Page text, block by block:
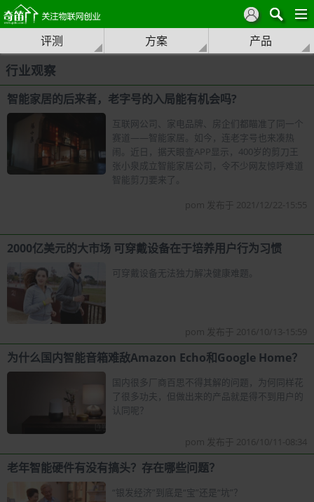
评测 方案 产品
行业观察
智能家居的后来者，老字号的入局能有机会吗?
互联网公司、家电品牌、房企们都瞄准了同一个
赛道——智能家居。如今，连老字号也来凑热
闹。近日，据天眼查APP显示，400岁的剪刀王
张小泉成立智能家居公司，令不少网友惊呼难道
智能剪刀要来了。
pom 发布于 2021/12/22-15:55
2000亿美元的大市场 可穿戴设备在于培养用户行为习惯
可穿戴设备无法独力解决健康难题。
pom 发布于 2016/10/13-15:59
为什么国内智能音箱难敌Amazon Echo和Google Home？
国内很多厂商百思不得其解的问题，为何同样花
了很多功夫，但做出来的产品就是得不到用户的
认同呢？
pom 发布于 2016/10/11-08:34
老年智能硬件有没有搞头？存在哪些问题？
“银发经济”到底是“宝”还是“坑”？